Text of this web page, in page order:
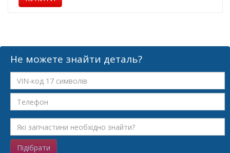
Не можете знайти деталь?
Підібрати